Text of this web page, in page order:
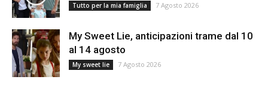
Tutto per la mia famiglia 7 Agosto 2026
My Sweet Lie, anticipazioni trame dal 10
al 14 agosto
My sweet lie 7 Agosto 2026